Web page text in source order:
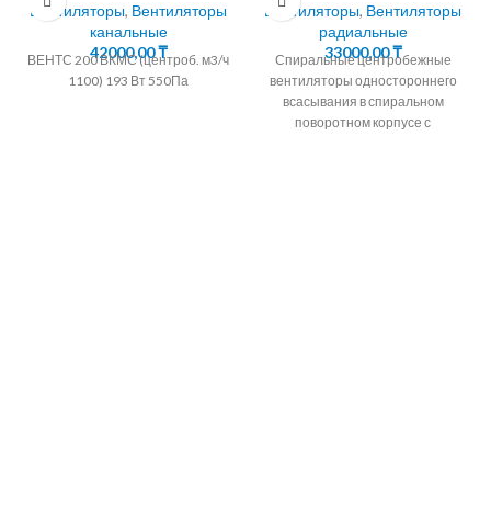
Вентиляторы, Вентиляторы
канальные
42000,00₸
ВЕНТС 200 ВКМС (центроб. м3/ч
1100) 193 Вт 550Па
Вентиляторы, Вентиляторы
радиальные
33000,00₸
Спиральные центробежные
вентиляторы одностороннего
всасывания в спиральном
поворотном корпусе с